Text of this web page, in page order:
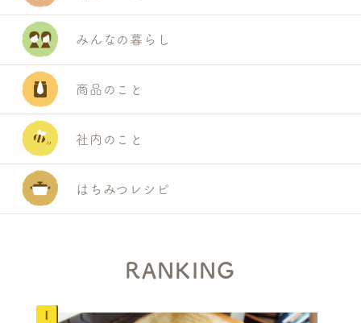
みんなの暮らし
商品のこと
社内のこと
はちみつレシピ
RANKING
S
E
A
R
C
H